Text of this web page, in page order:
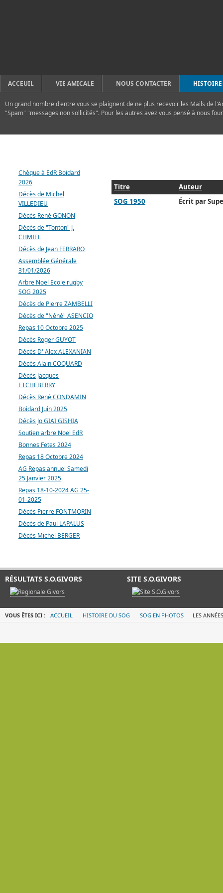
ACCEUIL VIE AMICALE NOUS CONTACTER
Un grand nombre d'entre vous se plaignent de ne plus recevoir les Mails de
"Spam" "messages non sollicités". Pour les autres avez vous pensé à nous
Titre
Auteur
SOG 1950
Écrit par
Chèque à EdR Boidard
2026
Décès de Michel
VILLEDIEU
Décès René GONON
Décès de "Tonton" J.
CHMIEL
Décès de Jean FERRARO
Assemblée Générale
31/01/2026
Arbre Noel Ecole rugby
SOG 2025
Décès de Pierre ZAMBELLI
Décès de "Néné" ASENCIO
Repas 10 Octobre 2025
Décès Roger GUYOT
Décès D' Alex ALEXANIAN
Décès Alain COQUARD
Décès Jacques
ETCHEBERRY
Décès René CONDAMIN
Boidard Juin 2025
Décès Jo GIAI GISHIA
Soutien arbre Noel EdR
Bonnes Fetes 2024
Repas 18 Octobre 2024
AG Repas annuel Samedi
25 Janvier 2025
Repas 18-10-2024 AG 25-
01-2025
Décès Pierre FONTMORIN
Décès de Paul LAPALUS
Décès Michel BERGER
RÉSULTATS S.O.GIVORS SITE S.O.GIVORS
VOUS ÊTES ICI : ACCUEIL HISTOIRE DU SOG SOG EN PHOTOS LES